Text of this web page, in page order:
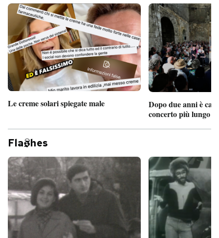
Le creme solari spiegate male
Dopo due anni è
concerto più lungo
Fla hes